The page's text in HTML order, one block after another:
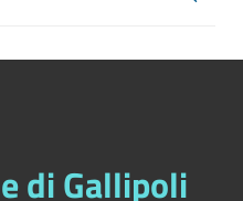
di Gallipoli